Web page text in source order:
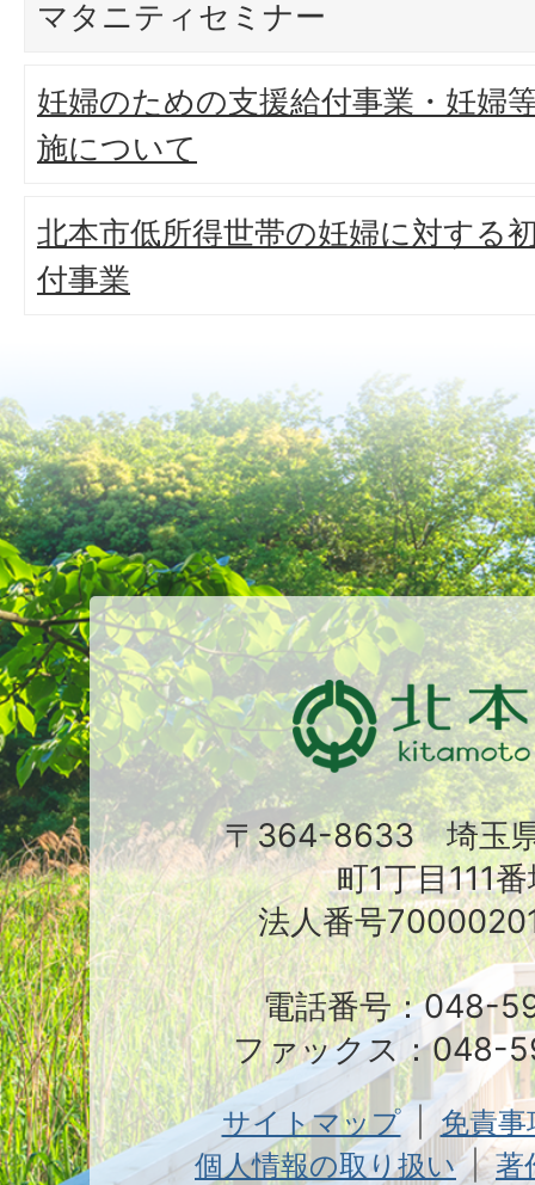
マタニティセミナー
妊婦のための支援給付事業・妊婦
施について
北本市低所得世帯の妊婦に対する
付事業
〒364-8633 埼玉
町1丁目111
法人番号
電話番号：048-
ファックス：048-
サイトマップ
免責
個人情報の取り扱い
著